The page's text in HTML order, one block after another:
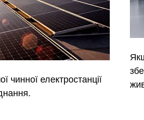
чинної електростанції